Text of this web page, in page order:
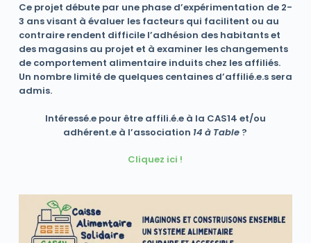
Ce projet débute par une phase d’expérimentation de 2-
3 ans visant à évaluer les facteurs qui facilitent ou au
contraire rendent difficile l’adhésion des habitants et
des magasins au projet et à examiner les changements
de comportement alimentaire induits chez les affiliés.
Un nombre limité de quelques centaines d’affilié.e.s sera
admis.
Intéressé.e pour être affili.é.e à la CAS14 et/ou
adhérent.e à l’association 14 à Table ?
Cliquez ici !